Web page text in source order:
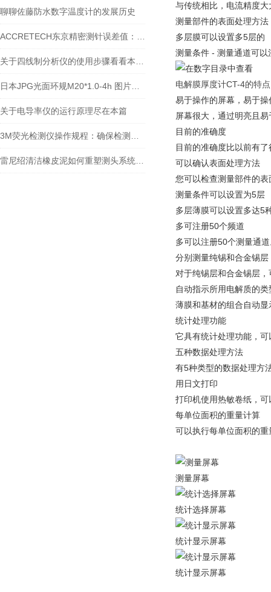
聊聊佐藤防水数字温度计的发展历史
关于电导率仪的运行原理尽在本篇
与传统相比，电流精度
测量部件的表面处理方
多层膜可以设置多5层的
测量条件 - 测量通道可
电解膜厚度计CT-4的特点
易于操作的屏幕，易于操
屏幕很大，通过明亮且
目前的准确度
目前的准确度比以前有
可以确认表面处理方法
您可以检查测量部件的
测量条件可以设置为5层
多层薄膜可以设置多达5
多可注册50个频道
多可以注册50个测量通
分别测量纯锡和合金锡层
对于纯锡层和合金锡层
自动指示所用电解质的类
薄膜和基材的组合自动
统计处理功能
它具有统计处理功能，
五种数据处理方法
有5种类型的数据处理方
用日文打印
打印机使用热敏卷纸，
每单位面积的重量计算
可以执行每单位面积的重
测量屏幕
统计选择屏幕
统计显示屏幕
统计显示屏幕